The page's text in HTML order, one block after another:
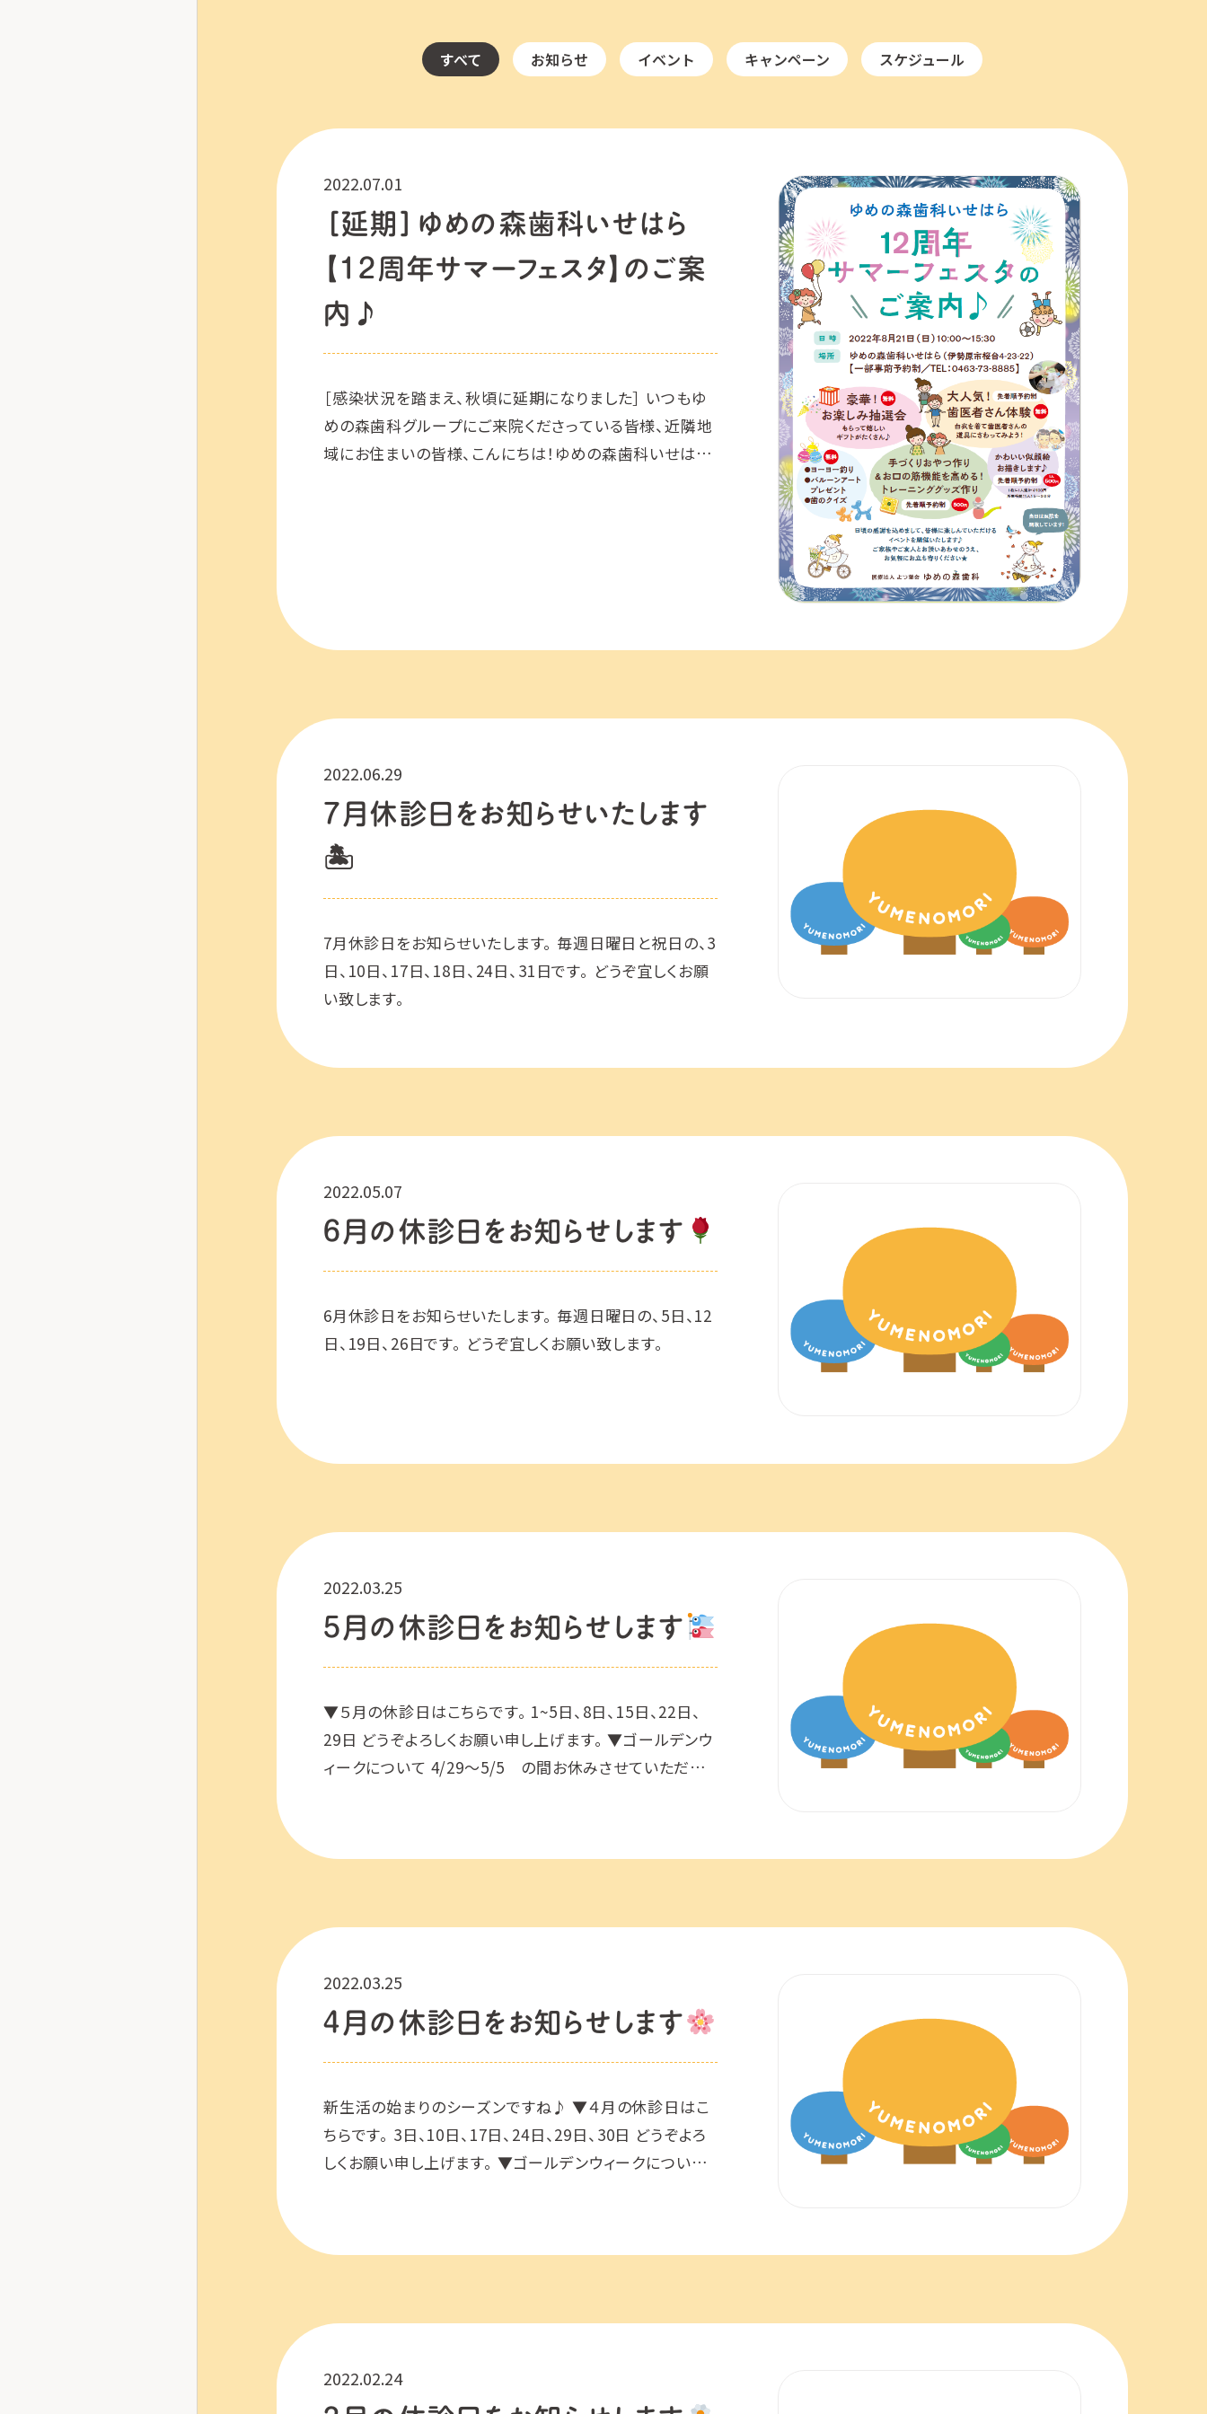
すべて お知らせ イベント キャンペーン スケジュール
［延期］ゆめの森歯科いせはら
【12周年サマーフェスタ】のご案
内♪
2022.07.01
［感染状況を踏まえ、秋頃に延期になりました］ いつもゆ
めの森歯科グループにご来院くださっている皆様、近隣地
域にお住まいの皆様、こんにちは！ゆめの森歯科いせはら
7月休診日をお知らせいたします
🏝
2022.06.29
7月休診日をお知らせいたします。 毎週日曜日と祝日の、3
日、10日、17日、18日、24日、31日です。 どうぞ宜しくお願
い致します。
6月の休診日をお知らせします
2022.05.07
6月休診日をお知らせいたします。 毎週日曜日の、5日、12
日、19日、26日です。 どうぞ宜しくお願い致します。
5月の休診日をお知らせします
2022.03.25
▼５月の休診日はこちらです。 1~5日、8日、15日、22日、
29日 どうぞよろしくお願い申し上げます。 ▼ゴールデンウ
ィークについて 4/29～5/5 の間お休みさせていただき
４月の休診日をお知らせします
2022.03.25
新生活の始まりのシーズンですね♪ ▼４月の休診日はこ
ちらです。 3日、10日、17日、24日、29日、30日 どうぞよろ
しくお願い申し上げます。 ▼ゴールデンウィークについて
2022.02.24